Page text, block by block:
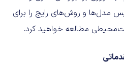
مدل‌ها و روش‌های رایج را برای